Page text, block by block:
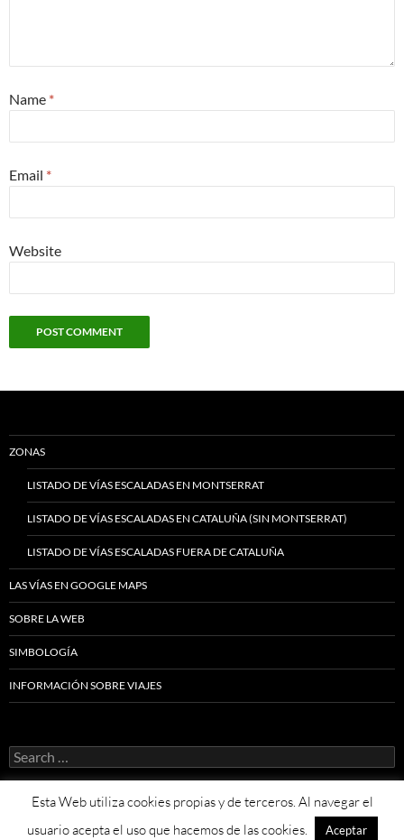
Name *
Email *
Website
ZONAS
LISTADO DE VÍAS ESCALADAS EN MONTSERRAT
LISTADO DE VÍAS ESCALADAS EN CATALUÑA (SIN MONTSERRAT)
LISTADO DE VÍAS ESCALADAS FUERA DE CATALUÑA
LAS VÍAS EN GOOGLE MAPS
SOBRE LA WEB
SIMBOLOGÍA
INFORMACIÓN SOBRE VIAJES
Search
for:
Proudly powered by WordPress
Esta Web utiliza cookies propias y de terceros. Al navegar el
usuario acepta el uso que hacemos de las cookies.
Aceptar